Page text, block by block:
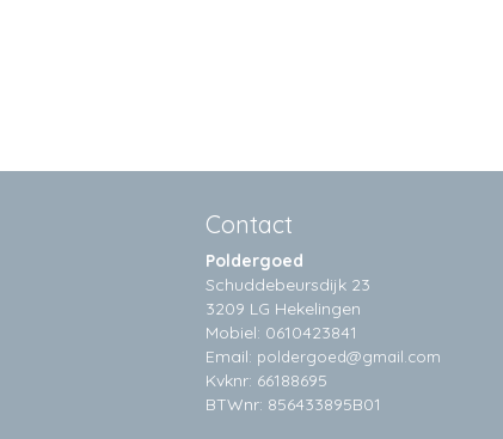
Contact
Poldergoed
Schuddebeursdijk 23
3209 LG Hekelingen
Mobiel: 0610423841
Email: poldergoed@gmail.com
Kvknr: 66188695
BTWnr: 856433895B01